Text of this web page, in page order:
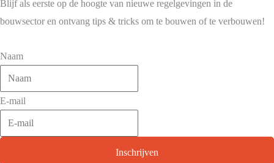
Blijf als eerste op de hoogte van nieuwe regelgevingen in de
bouwsector en ontvang tips & tricks om te bouwen of te verbouwen!
Naam
E-mail
Inschrijven